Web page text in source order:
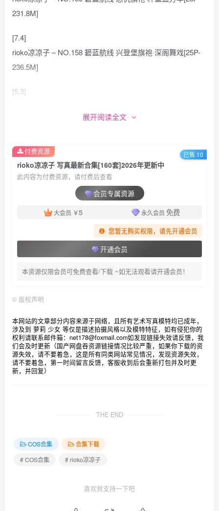
231.8M]
[7.4]
rioko凉凉子 – NO.158 碧蓝航线 兴登堡旗袍·深阁舞戏[25P-
236.5M]
[5.3]
[4.6]
rioko凉凉子 – NO.156 碧蓝航线 水色夏日信浓 [37P-521MB]
rioko凉凉子 – NO.155 碧蓝航线 珍珠号 魔堡中的堕天使
[20P-284MB]
[3.24]
rioko凉凉子 – NO.154 2025圣诞特别篇[56P-8V-1.01G]
[3.20]
[2026.3.12]
rioko凉凉子 – NO.153 崩坏·星穹铁道 卡芙卡[1V-506.5M]
[12.20]
rioko凉凉子 – NO.152 碧蓝航线 近江+浅间[60P-836.5M]✦自
[8.12]
展开阅读全文
rioko凉凉子 写真最新合集[160套]2026年更新中
此内容为付费资源，请付费后查看
会员专属资源
大会员 ￥5 永久会员 免费
您暂无购买权限，请先开通会员
开通会员
本资源仅限会员可免费查看/下载 ~如无法观看请开通会员！
付费资源 已售 10
© 版权声明
本网站的文章部分内容来源于网络，且所有艺术写真模特均已成年，
涉及到 萝莉 少女 等仅是描述拍摄风格以及模特特征，如有侵犯你的
权利请联系邮件箱：net178@foxmail.com如发现链接失效请反馈，我
们会及时更新（国产网盘吞资源链接情况比较严重，如果你下载的资
源失效，请不要着急，这是所有同类网站常见情况，发现资源失效，
请不要着急，第一时间留言反馈，客服收到后会重新打包并及时更
新，并回复）
THE END
COS合集
合集下载
# COS合集
# rioko凉凉子
喜欢就支持一下吧